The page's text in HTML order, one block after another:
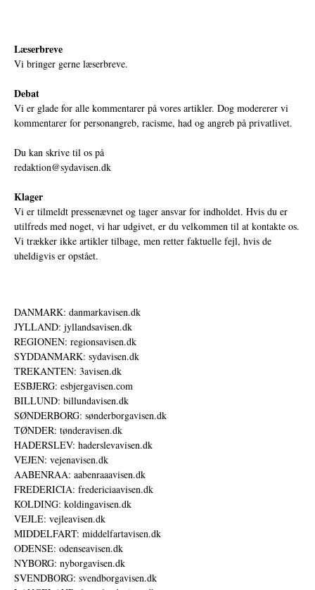
Læserbreve
Vi bringer gerne læserbreve.
Debat
Vi er glade for alle kommentarer på vores artikler. Dog modererer vi
kommentarer for personangreb, racisme, had og angreb på privatlivet.
Du kan skrive til os på
redaktion@sydavisen.dk
Klager
Vi er tilmeldt pressenævnet og tager ansvar for indholdet. Hvis du er
utilfreds med noget, vi har udgivet, er du velkommen til at kontakte os.
Vi trækker ikke artikler tilbage, men retter faktuelle fejl, hvis de
uheldigvis er opstået.
DANMARK: danmarkavisen.dk
JYLLAND: jyllandsavisen.dk
REGIONEN: regionsavisen.dk
SYDDANMARK: sydavisen.dk
TREKANTEN: 3avisen.dk
ESBJERG: esbjergavisen.com
BILLUND: billundavisen.dk
SØNDERBORG: sønderborgavisen.dk
TØNDER: tønderavisen.dk
HADERSLEV: haderslevavisen.dk
VEJEN: vejenavisen.dk
AABENRAA: aabenraaavisen.dk
FREDERICIA: fredericiaavisen.dk
KOLDING: koldingavisen.dk
VEJLE: vejleavisen.dk
MIDDELFART: middelfartavisen.dk
ODENSE: odenseavisen.dk
NYBORG: nyborgavisen.dk
SVENDBORG: svendborgavisen.dk